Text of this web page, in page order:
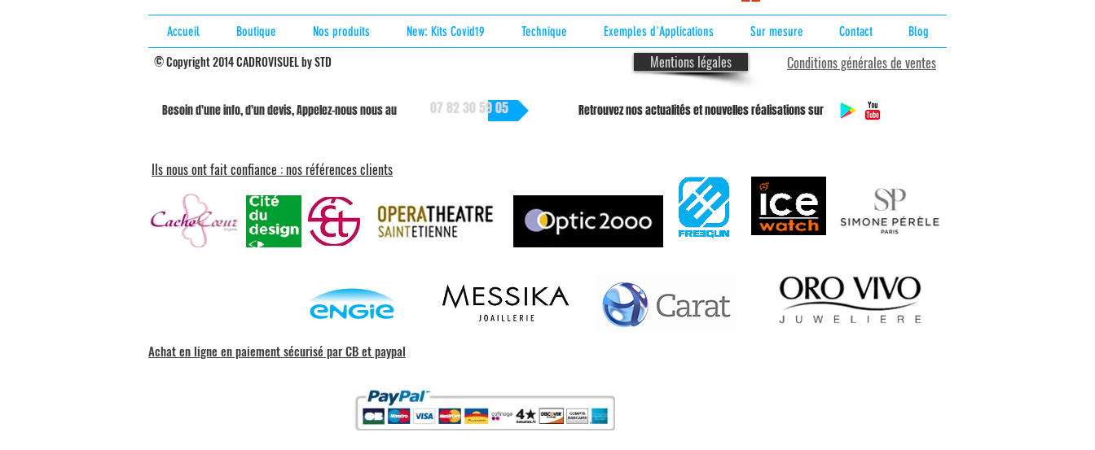
Accueil Boutique Nos produits New: Kits Covid19 Technique Exemples d'Applications Sur mesure Contact Blog
© Copyright 2014 CADROVISUEL by STD Mentions légales Conditions générales de ventes
Besoin d'une info, d'un devis, Appelez-nous nous au 07 82 30 59 05 Retrouvez nos actualités et nouvelles réalisations sur
Ils nous ont fait confiance : nos références clients
Achat en ligne en paiement sécurisé par CB et paypal